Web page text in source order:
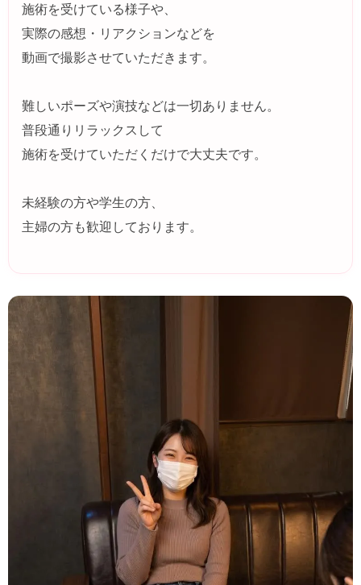
施術を受けている様子や、
実際の感想・リアクションなどを
動画で撮影させていただきます。
難しいポーズや演技などは一切ありません。
普段通りリラックスして
施術を受けていただくだけで大丈夫です。
未経験の方や学生の方、
主婦の方も歓迎しております。